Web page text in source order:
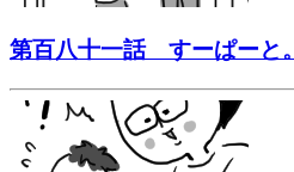
第百八十一話 すーぱーと。